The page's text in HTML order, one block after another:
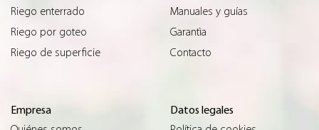
Riego enterrado
Riego por goteo
Riego de superficie
Manuales y guías
Garantìa
Contacto
Empresa
Datos legales